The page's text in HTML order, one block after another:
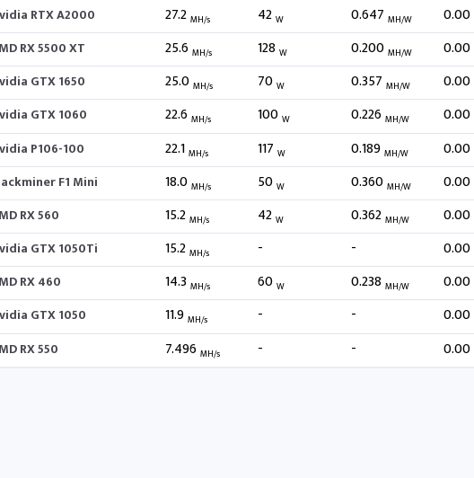
RTX A2000 27.2 MH/s 42W 0.647 MH/W 0.00
RX 5500 XT 25.6 MH/s 128W 0.200 MH/W 0.00
GTX 1650 25.0 MH/s 70W 0.357 MH/W 0.00
GTX 1060 22.6 MH/s 100W 0.226 MH/W 0.00
P106-100 22.1 MH/s 117W 0.189 MH/W 0.00
F1 Mini 18.0 MH/s 50W 0.360 MH/W 0.00
RX 560 15.2 MH/s 42W 0.362 MH/W 0.00
GTX 1050Ti 15.2 MH/s - - 0.00
RX 460 14.3 MH/s 60W 0.238 MH/W 0.00
GTX 1050 11.9 MH/s - - 0.00
RX 550 7.496 MH/s - - 0.00